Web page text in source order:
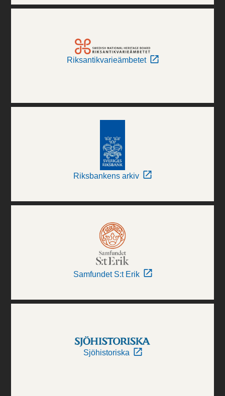
Riksantikvarieämbetet
Riksbankens arkiv
Samfundet S:t Erik
Sjöhistoriska